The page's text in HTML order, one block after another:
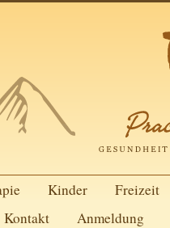
Kinder
Freizeit
Kontakt
Anmeldung